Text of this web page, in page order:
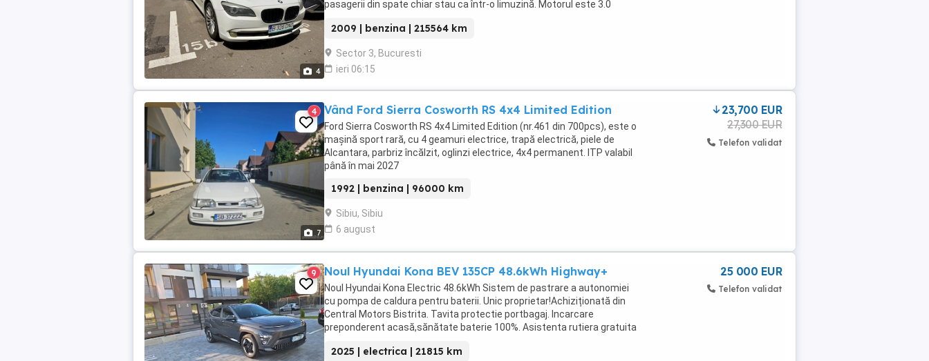
4
pasagerii din spate chiar stau ca într-o limuzină. Motorul este 3.0
2009 | benzina | 215564 km
Sector 3, Bucuresti
ieri 06:15
7
4 Vând Ford Sierra Cosworth RS 4x4 Limited Edition
Ford Sierra Cosworth RS 4x4 Limited Edition (nr.461 din 700pcs), este o
mașină sport rară, cu 4 geamuri electrice, trapă electrică, piele de
Alcantara, parbriz încălzit, oglinzi electrice, 4x4 permanent. ITP valabil
până în mai 2027
1992 | benzina | 96000 km
Sibiu, Sibiu
6 august
23,700 EUR
27,300 EUR
Telefon validat
9 Noul Hyundai Kona BEV 135CP 48.6kWh Highway+
Noul Hyundai Kona Electric 48.6kWh Sistem de pastrare a autonomiei
cu pompa de caldura pentru baterii. Unic proprietar!Achiziționată din
Central Motors Bistrita. Tavita protectie portbagaj. Incarcare
preponderent acasă,sănătate baterie 100%. Asistenta rutiera gratuita
2025 | electrica | 21815 km
25 000 EUR
Telefon validat